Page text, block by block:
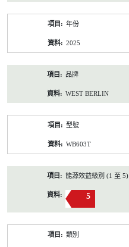
年份
2025
品牌
WEST BERLIN
型號
WB603T
能源效益級別 (1 至 5)
5
類別